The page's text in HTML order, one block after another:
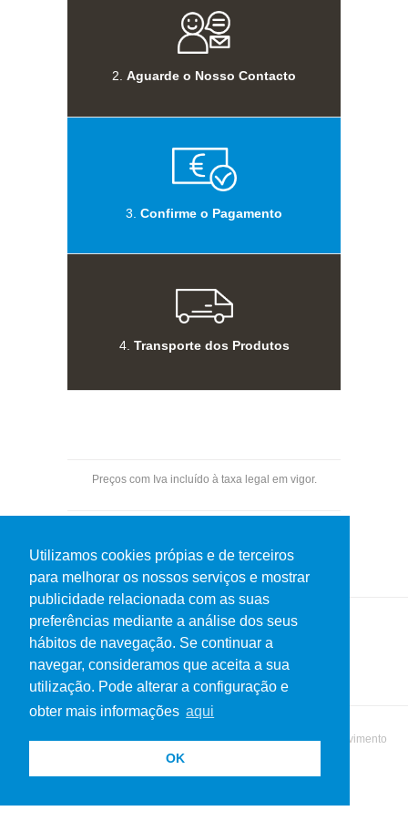
Utilizamos cookies própias e de terceiros
para melhorar os nossos serviços e mostrar
publicidade relacionada com as suas
preferências mediante a análise dos seus
hábitos de navegação. Se continuar a
navegar, consideramos que aceita a sua
utilização. Pode alterar a configuração e
obter mais informações aqui
OK
2. Aguarde o Nosso Contacto
3. Confirme o Pagamento
4. Transporte dos Produtos
Preços com Iva incluído à taxa legal em vigor.
Política de Privacidade
© 2019 Netos do Martins. Todos os direitos reservados | Desenvolvimento
MatrizActiva